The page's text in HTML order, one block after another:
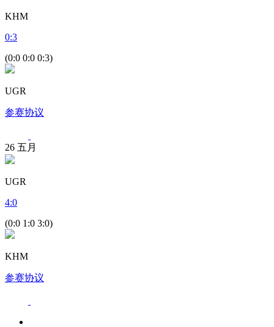
KHM
0:3
(0:0 0:0 0:3)
UGR
参赛协议
26 五月
UGR
4:0
(0:0 1:0 3:0)
KHM
参赛协议